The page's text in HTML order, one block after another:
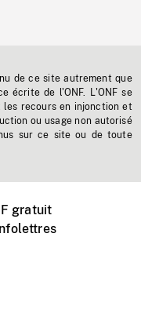
de ce site autrement que
écrite de l'ONF. L'ONF se
recours en injonction et
ou usage non autorisé
sur ce site ou de toute
gratuit